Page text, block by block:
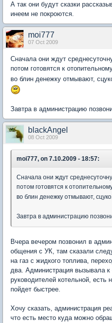
А так они будут сказки
инеем не покроются.
moi777
07 Oct 2009
Сначала они ждут
потом готовятся к
во блин денежку отмывают,
Завтра в администрацию
blackAngel
08 Oct 2009
moi777, on 7.10.2009 - 18:57:
Сначала они ждут
потом готовятся к
во блин денежку отмывают,
Завтра в администрацию
Вчера вечером позвонил в
общения с УК, там сказали
на газ с жидкого топлива,
два. Администрация вызывала
руководителей котельной, есть
пойдет быстрее.
Хочу сказать, администрация
что есть место куда можно